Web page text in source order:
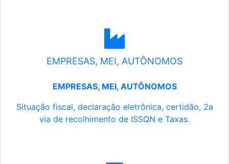
EMPRESAS, MEI, AUTÔNOMOS
EMPRESAS, MEI, AUTÔNOMOS
Situação fiscal, declaração eletrônica, certidão, 2a
via de recolhimento de ISSQN e Taxas.